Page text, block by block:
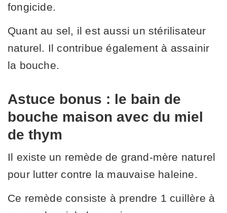
fongicide.
Quant au sel, il est aussi un stérilisateur
naturel. Il contribue également à assainir
la bouche.
Astuce bonus : le bain de
bouche maison avec du miel
de thym
Il existe un remède de grand-mère naturel
pour lutter contre la mauvaise haleine.
Ce remède consiste à prendre 1 cuillère à